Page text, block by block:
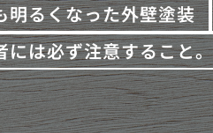
明るくなった外壁塗装
には必ず注意すること。